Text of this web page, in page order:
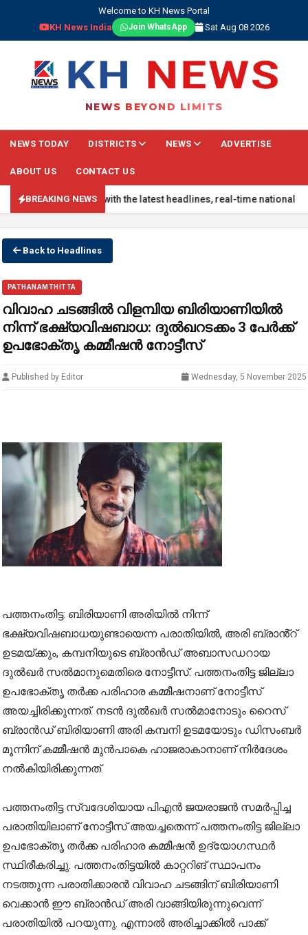
Welcome to KH News Portal
KH News India
Join WhatsApp Sat Aug 08 2026
NEWS BEYOND LIMITS
NEWS TODAY DISTRICTS NEWS ADVERTISE
ABOUT US CONTACT US
BREAKING NEWS
Stay updated with the latest headlines, real-time national
Back to Headlines
PATHANAMTHITTA
വിവാഹ ചടങ്ങിൽ വിളമ്പിയ ബിരിയാണിയിൽ
നിന്ന് ഭക്ഷ്യവിഷബാധ: ദുൽഖറടക്കം 3 പേർക്ക്
ഉപഭോക്തൃ കമ്മീഷൻ നോട്ടീസ്
Published by Editor Wednesday, 5 November 2025
പത്തനംതിട്ട: ബിരിയാണി അരിയിൽ നിന്ന്
ഭക്ഷ്യവിഷബാധയുണ്ടായെന്ന പരാതിയിൽ, അരി ബ്രാൻ്റ്
ഉടമയ്ക്കും, കമ്പനിയുടെ ബ്രാൻഡ് അബാസഡറായ
ദുൽഖർ സൽമാനുമെതിരെ നോട്ടീസ്. പത്തനംതിട്ട ജില്ലാ
ഉപഭോക്തൃ തർക്ക പരിഹാര കമ്മീഷനാണ് നോട്ടീസ്
അയച്ചിരിക്കുന്നത്. നടൻ ദുൽഖർ സൽമാനോടും റൈസ്
ബ്രാൻഡ് ബിരിയാണി അരി കമ്പനി ഉടമയോടും ഡിസംബർ
മൂന്നിന് കമ്മീഷൻ മുൻപാകെ ഹാജരാകാനാണ് നിർദേശം
നൽകിയിരിക്കുന്നത്.
പത്തനംതിട്ട സ്വദേശിയായ പിഎൻ ജയരാജൻ സമർപ്പിച്ച
പരാതിയിലാണ് നോട്ടീസ് അയച്ചതെന്ന് പത്തനംതിട്ട ജില്ലാ
ഉപഭോക്തൃ തർക്ക പരിഹാര കമ്മീഷൻ ഉദ്യോഗസ്ഥർ
സ്ഥിരീകരിച്ചു. പത്തനംതിട്ടയിൽ കാറ്ററിങ് സ്ഥാപനം
നടത്തുന്ന പരാതിക്കാരൻ വിവാഹ ചടങ്ങിന് ബിരിയാണി
വെക്കാൻ ഈ ബ്രാൻഡ് അരി വാങ്ങിയിരുന്നുവെന്ന്
പരാതിയിൽ പറയുന്നു. എന്നാൽ അരിച്ചാക്കിൽ പാക്ക്